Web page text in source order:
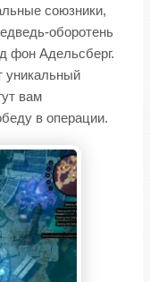
союзники,
оборотень
фон Адельсберг.
уникальный
вам
в операции.